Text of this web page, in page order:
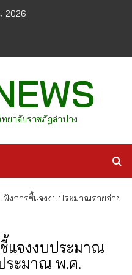
2026
ยาลัยราชภัฏลำปาง
ฟังการชี้แจงงบประมาณรายจ่าย
แจงงบประมาณ
ระมาณ พ.ศ.